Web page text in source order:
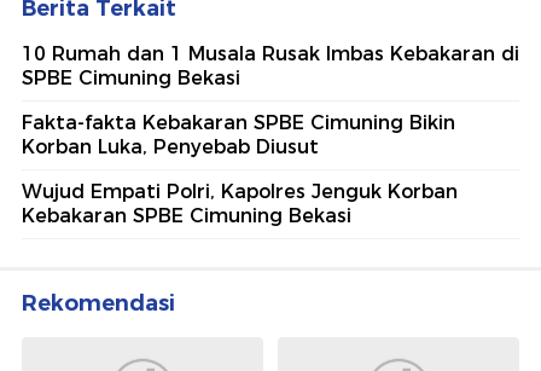
Berita Terkait
10 Rumah dan 1 Musala Rusak Imbas Kebakaran di
SPBE Cimuning Bekasi
Fakta-fakta Kebakaran SPBE Cimuning Bikin
Korban Luka, Penyebab Diusut
Wujud Empati Polri, Kapolres Jenguk Korban
Kebakaran SPBE Cimuning Bekasi
Rekomendasi